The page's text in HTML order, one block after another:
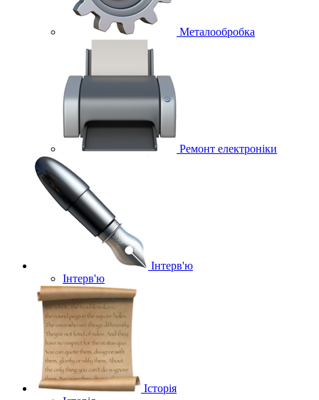
Металообробка
Ремонт електроніки
Інтерв'ю
Інтерв'ю
Історія